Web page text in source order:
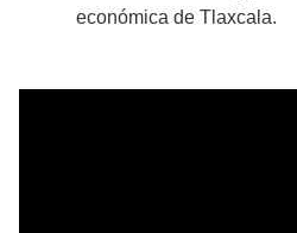
económica de Tlaxcala.